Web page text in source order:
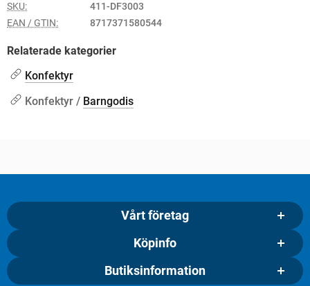
SKU:
411-DF3003
EAN / GTIN:
8717371580544
Relaterade kategorier
Konfektyr
Konfektyr / Barngodis
Vårt företag
Köpinfo
Butiksinformation